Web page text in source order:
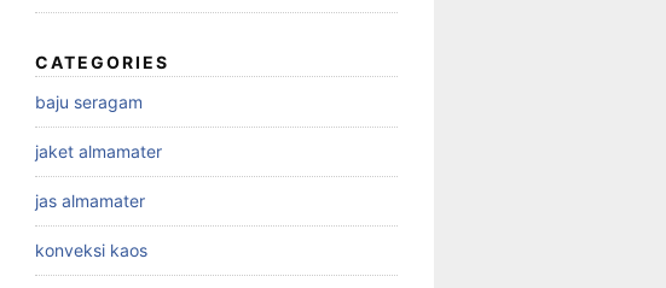
CATEGORIES
baju seragam
jaket almamater
jas almamater
konveksi kaos